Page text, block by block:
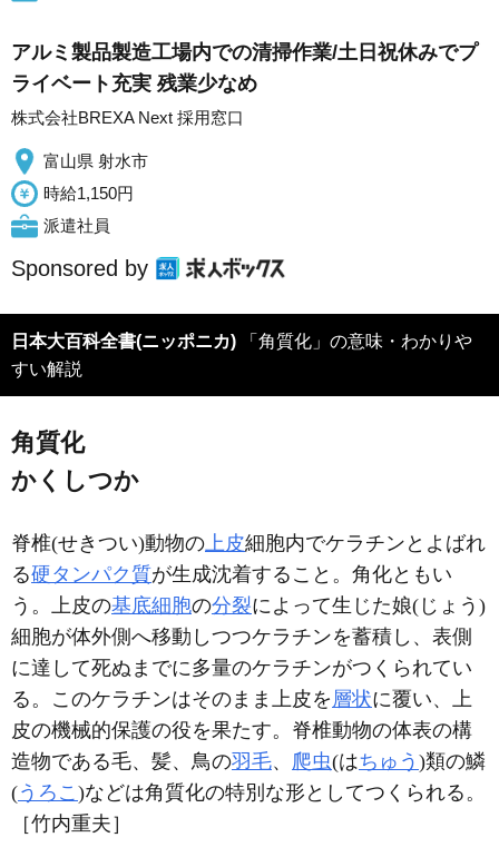
アルミ製品製造工場内での清掃作業/土日祝休みでプ
ライベート充実 残業少なめ
株式会社BREXA Next 採用窓口
富山県 射水市
時給1,150円
派遣社員
Sponsored by
日本大百科全書(ニッポニカ) 「角質化」の意味・わかりや
すい解説
角質化
かくしつか
脊椎(せきつい)動物の上皮細胞内でケラチンとよばれ
る硬タンパク質が生成沈着すること。角化ともい
う。上皮の基底細胞の分裂によって生じた娘(じょう)
細胞が体外側へ移動しつつケラチンを蓄積し、表側
に達して死ぬまでに多量のケラチンがつくられてい
る。このケラチンはそのまま上皮を 層状に覆い、上
皮の機械的保護の役を果たす。脊椎動物の体表の構
造物である毛、髪、鳥の羽毛、 爬虫(はちゅう )類の鱗
(うろこ)などは角質化の特別な形としてつくられる。
［竹内重夫］